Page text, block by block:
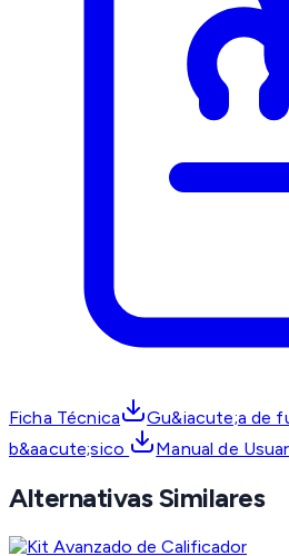
Ficha Técnica
Gu&iacute;a de
b&aacute;sico
Manual de
Alternativas Similares